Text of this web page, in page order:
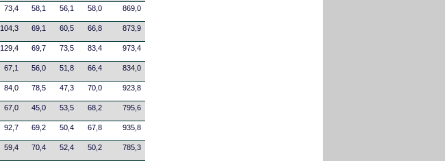
73,4 58,1 56,1 58,0 869,0
104,3 69,1 60,5 66,8 873,9
129,4 69,7 73,5 83,4 973,4
67,1 56,0 51,8 66,4 834,0
84,0 78,5 47,3 70,0 923,8
67,0 45,0 53,5 68,2 795,6
92,7 69,2 50,4 67,8 935,8
59,4 70,4 52,4 50,2 785,3